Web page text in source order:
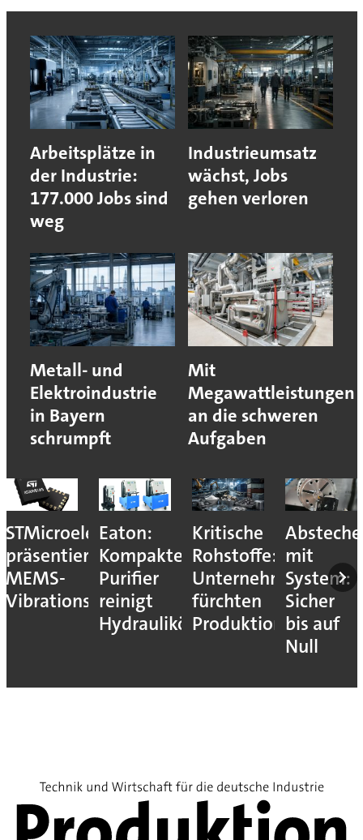
Arbeitsplätze in
der Industrie:
177.000 Jobs sind
weg
Industrieumsatz
wächst, Jobs
gehen verloren
Metall- und
Elektroindustrie
in Bayern
schrumpft
Mit
Megawattleistungen
an die schweren
Aufgaben
STMicroelectronics
präsentiert
MEMS-
Vibrationssensor
Eaton:
Kompakter
Purifier
reinigt
Hydrauliköle
Kritische
Rohstoffe:
Unternehmen
fürchten
Produktionsstopps
mit
System:
Sicher
bis auf
Null